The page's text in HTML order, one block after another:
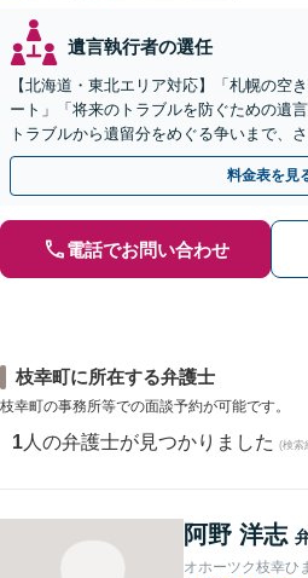
遺言執行者の選任
【北海道・東北エリア対応】「札幌の空
ート」「将来のトラブルを防ぐための遺
トラブルから遺留分をめぐる争いまで、
ています「アクセス良好・WEB面談対応
料金表を見
電話でお問い合わせ
枝幸町に所在する弁護士
枝幸町の事務所等での面談予約が可能です。
1 人の弁護士が見つかりました (検索
阿野 洋志
オホーツク枝幸ひ